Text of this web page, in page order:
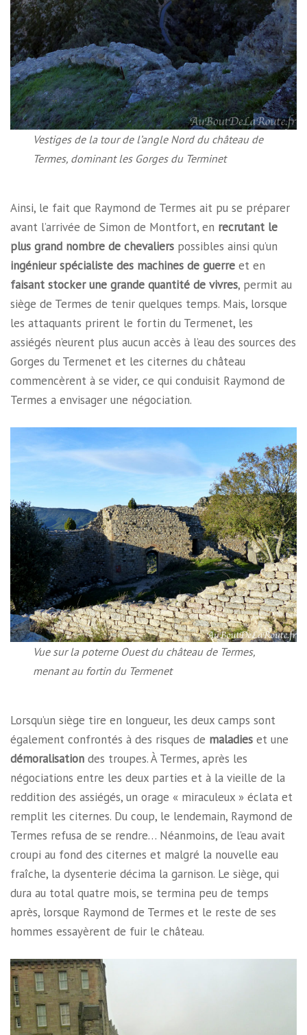
Vestiges de la tour de l’angle Nord du château de
Termes, dominant les Gorges du Terminet
Ainsi, le fait que Raymond de Termes ait pu se préparer
avant l’arrivée de Simon de Montfort, en recrutant le
plus grand nombre de chevaliers possibles ainsi qu’un
ingénieur spécialiste des machines de guerre et en
faisant stocker une grande quantité de vivres, permit au
siège de Termes de tenir quelques temps. Mais, lorsque
les attaquants prirent le fortin du Termenet, les
assiégés n’eurent plus aucun accès à l’eau des sources des
Gorges du Termenet et les citernes du château
commencèrent à se vider, ce qui conduisit Raymond de
Termes a envisager une négociation.
Vue sur la poterne Ouest du château de Termes,
menant au fortin du Termenet
Lorsqu’un siège tire en longueur, les deux camps sont
également confrontés à des risques de maladies et une
démoralisation des troupes. À Termes, après les
négociations entre les deux parties et à la vieille de la
reddition des assiégés, un orage « miraculeux » éclata et
remplit les citernes. Du coup, le lendemain, Raymond de
Termes refusa de se rendre… Néanmoins, de l’eau avait
croupi au fond des citernes et malgré la nouvelle eau
fraîche, la dysenterie décima la garnison. Le siège, qui
dura au total quatre mois, se termina peu de temps
après, lorsque Raymond de Termes et le reste de ses
hommes essayèrent de fuir le château.